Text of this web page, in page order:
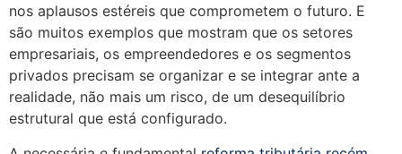
nos aplausos estéreis que comprometem o futuro. E
são muitos exemplos que mostram que os setores
empresariais, os empreendedores e os segmentos
privados precisam se organizar e se integrar ante a
realidade, não mais um risco, de um desequilíbrio
estrutural que está configurado.